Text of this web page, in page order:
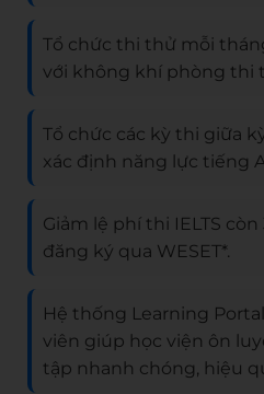
Tổ chức thi thử mỗi
với không khí phòng thi
Tổ chức các kỳ thi giữa
xác định năng lực tiếng
Giảm lệ phí thi IELTS
đăng ký qua WESET*.
Hệ thống Learning
viên giúp học viện ôn
tập nhanh chóng, hiệu